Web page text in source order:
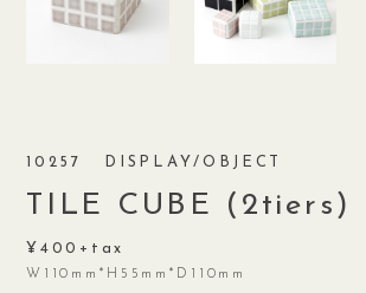
10257 DISPLAY/OBJECT
TILE CUBE (2tiers)
400
W110mm*H55mm*D110mm